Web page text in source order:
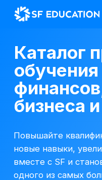
обучения в
финансов,
бизнеса и IT
Получить
Повышайте квалификацию,
новые навыки, увеличивайте
профессиональных